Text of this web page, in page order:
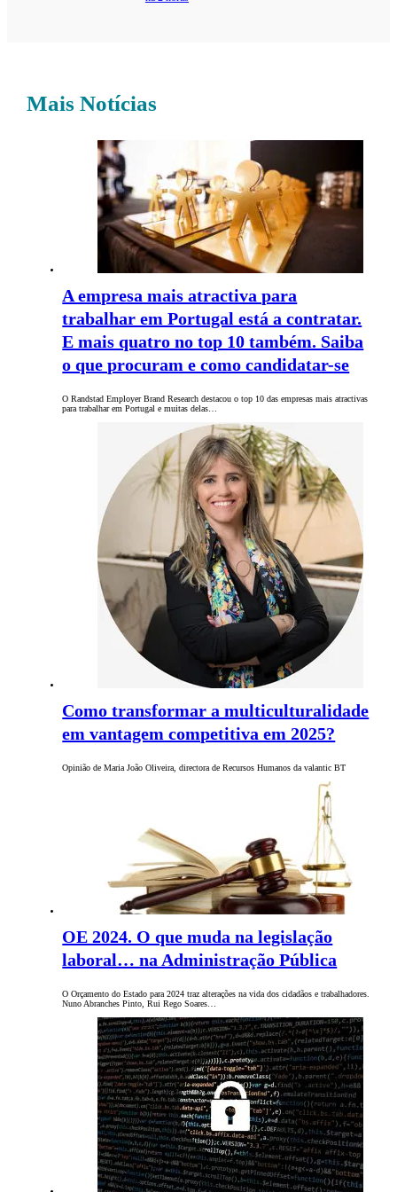
Mais Notícias
A empresa mais atractiva para
trabalhar em Portugal está a contratar.
E mais quatro no top 10 também. Saiba
o que procuram e como candidatar-se
O Randstad Employer Brand Research destacou o top 10 das empresas mais atractivas
para trabalhar em Portugal e muitas delas…
Como transformar a multiculturalidade
em vantagem competitiva em 2025?
Opinião de Maria João Oliveira, directora de Recursos Humanos da valantic BT
OE 2024. O que muda na legislação
laboral… na Administração Pública
O Orçamento do Estado para 2024 traz alterações na vida dos cidadãos e trabalhadores.
Nuno Abranches Pinto, Rui Rego Soares…